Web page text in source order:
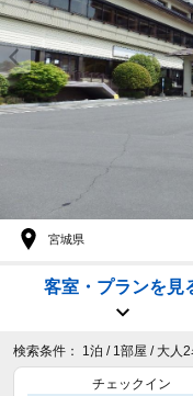
宮城県
客室・プランを見
検索条件： 1泊 / 1部屋 / 大人
チェックイン